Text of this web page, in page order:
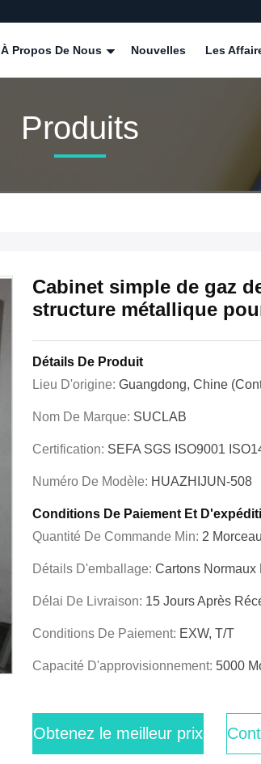
À Propos De Nous Nouvelles Les
Produits
Cabinet simple de gaz
structure métallique
Détails De Produit
Lieu D'origine: Guangdong, Chine
Nom De Marque: SUCLAB
Certification: SEFA SGS ISO9001
Numéro De Modèle: HUAZHIJUN-508
Conditions De Paiement Et
Quantité De Commande Min: 2
Détails D'emballage: Cartons Normaux
Délai De Livraison: 15 Jours Après
Conditions De Paiement: EXW, T/T
Capacité D'approvisionnement: 5000
Obtenez le meilleur prix